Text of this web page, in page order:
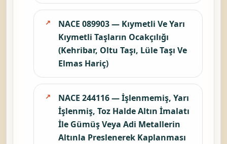
NACE 089903 — Kıymetli Ve Yarı
Kıymetli Taşların Ocakçılığı
(Kehribar, Oltu Taşı, Lüle Taşı Ve
Elmas Hariç)
NACE 244116 — İşlenmemiş, Yarı
İşlenmiş, Toz Halde Altın İmalatı
İle Gümüş Veya Adi Metallerin
Altınla Preslenerek Kaplanması